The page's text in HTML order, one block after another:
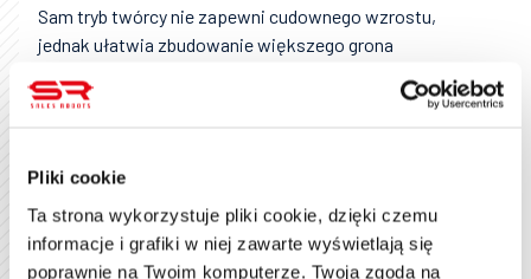
Pliki cookie
Ta strona wykorzystuje pliki cookie, dzięki czemu
informacje i grafiki w niej zawarte wyświetlają się
poprawnie na Twoim komputerze. Twoja zgoda na
Sam tryb twórcy nie zapewni cudownego wzrostu,
jednak ułatwia zbudowanie większego grona
postami.
Nie. Kontakty (połączenia) to osoby, które przyjęły
Twoje zaproszenie – macie dwustronną relację
(możecie do siebie pisać). Obserwujący mogą śledzić
Twoje treści bez nawiązywania kontaktu